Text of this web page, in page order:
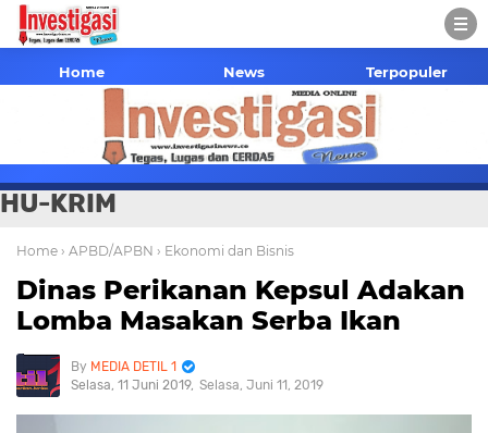
Home News Terpopuler
HU-KRIM
Home › APBD/APBN › Ekonomi dan Bisnis
Dinas Perikanan Kepsul Adakan
Lomba Masakan Serba Ikan
MEDIA DETIL 1
Selasa, 11 Juni 2019 Selasa, Juni 11, 2019